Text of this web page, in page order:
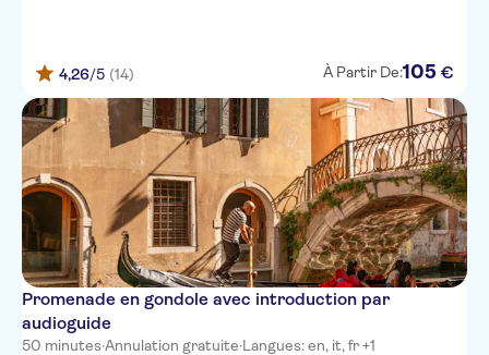
4,26/5 (14) À Partir De:105 €
Promenade en gondole avec introduction par
audioguide
50 minutes·Annulation gratuite·Langues: en, it, fr +1